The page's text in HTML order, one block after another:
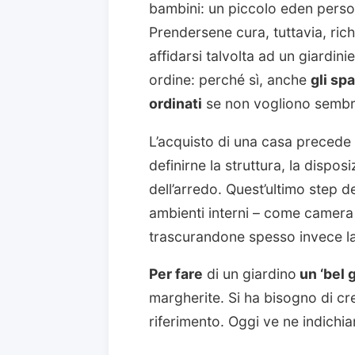
bambini: un piccolo eden
Prendersene cura, tuttavia,
affidarsi talvolta ad un
ordine: perché sì, anche gli
ordinati se non vogliono
L’acquisto di una casa
definirne la struttura, la
dell’arredo. Quest’ultimo step
ambienti interni – come
trascurandone spesso invece
Per fare di un giardino un ‘bel
margherite. Si ha bisogno di
riferimento. Oggi ve ne